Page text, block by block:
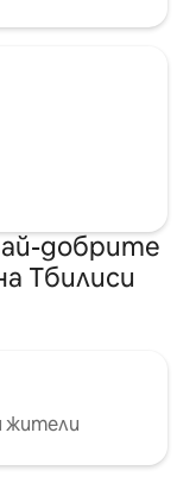
добрите
Тбилиси
жители